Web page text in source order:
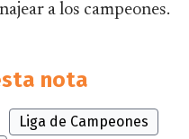
a los campeones.
nota
Liga de Campeones